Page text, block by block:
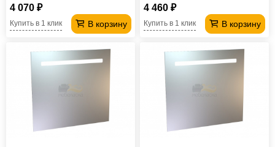
4 070 ₽
В корзину
Купить в 1 клик
4 460 ₽
В корзину
Купить в 1 клик